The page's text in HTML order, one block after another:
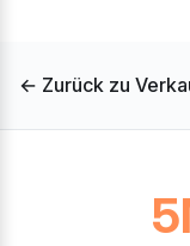
← Zurück zu